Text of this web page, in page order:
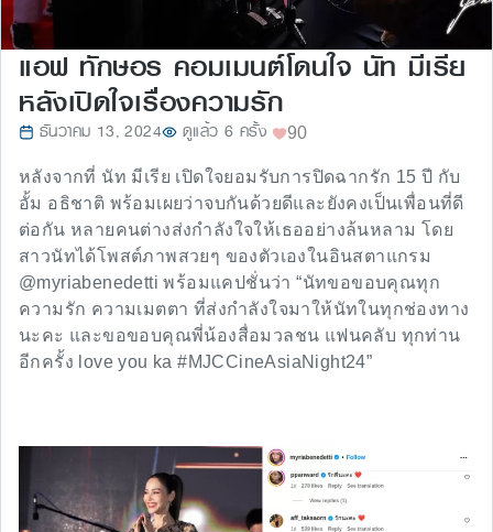
แอฟ ทักษอร คอมเมนต์โดนใจ นัท มีเรีย
หลังเปิดใจเรื่องความรัก
ธันวาคม 13, 2024 ดูแล้ว 6 ครั้ง 90
หลังจากที่ นัท มีเรีย เปิดใจยอมรับการปิดฉากรัก 15 ปี กับ
อั้ม อธิชาติ พร้อมเผยว่าจบกันด้วยดีและยังคงเป็นเพื่อนที่ดี
ต่อกัน หลายคนต่างส่งกำลังใจให้เธออย่างล้นหลาม โดย
สาวนัทได้โพสต์ภาพสวยๆ ของตัวเองในอินสตาแกรม
@myriabenedetti พร้อมแคปชั่นว่า “นัทขอขอบคุณทุก
ความรัก ความเมตตา ที่ส่งกำลังใจมาให้นัทในทุกช่องทาง
นะคะ และขอขอบคุณพี่น้องสื่อมวลชน แฟนคลับ ทุกท่าน
อีกครั้ง love you ka #MJCCineAsiaNight24”